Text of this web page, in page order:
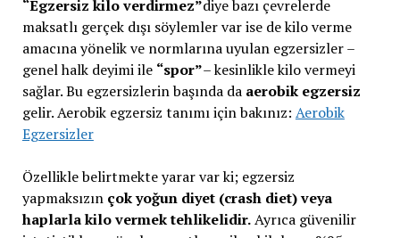
“Egzersiz kilo verdirmez”diye bazı çevrelerde
maksatlı gerçek dışı söylemler var ise de kilo verme
amacına yönelik ve normlarına uyulan egzersizler –
genel halk deyimi ile “spor”– kesinlikle kilo vermeyi
sağlar. Bu egzersizlerin başında da aerobik egzersiz
gelir. Aerobik egzersiz tanımı için bakınız: Aerobik
Egzersizler
Özellikle belirtmekte yarar var ki; egzersiz
yapmaksızın çok yoğun diyet (crash diet) veya
haplarla kilo vermek tehlikelidir.Ayrıca güvenilir